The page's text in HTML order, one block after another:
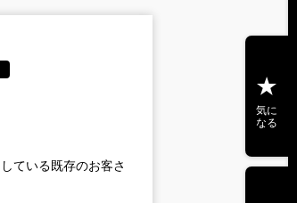
ている既存のお客さ
気に
なる